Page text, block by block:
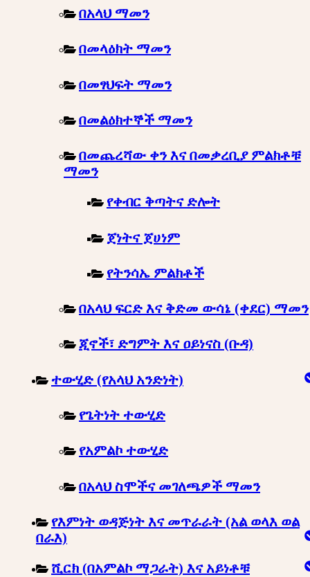
በአላህ ማመን
በመላዕክት ማመን
በመፃህፍት ማመን
በመልዕክተኞች ማመን
በመጨረሻው ቀን እና በመቃረቢያ ምልክቶቹ
ማመን
የቀብር ቅጣትና ድሎት
ጀነትና ጀሀነም
የትንሳኤ ምልክቶች
በአላህ ፍርድ እና ቅድመ ውሳኔ (ቀደር) ማመን
ጂኖች፣ ድግምት እና ዐይነናስ (ቡዳ)
ተውሂድ (የአላህ አንድነት)
የጌትነት ተውሂድ
የአምልኮ ተውሂድ
በአላህ ስሞችና መገለጫዎች ማመን
የእምነት ወዳጅነት እና መጥራራት (አል ወላእ ወል
በራእ)
ሺርክ (በአምልኮ ማጋራት) እና አይነቶቹ